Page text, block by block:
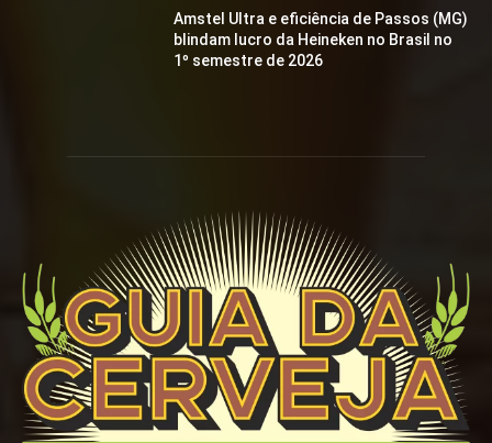
Amstel Ultra e eficiência de Passos (MG)
blindam lucro da Heineken no Brasil no
1º semestre de 2026